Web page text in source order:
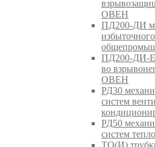
ОВЕН
ПД200-ДИ
ПД200-ДИ-
во
ОВЕН
РД30
систем
РД50
систем
ТО(И)